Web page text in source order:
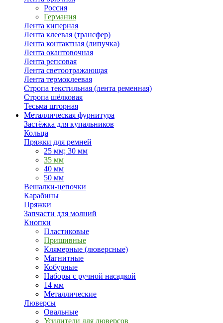
Россия
Германия
Лента киперная
Лента клеевая (трансфер)
Лента контактная (липучка)
Лента окантовочная
Лента репсовая
Лента светоотражающая
Лента термоклеевая
Стропа текстильная (лента ременная)
Стропа шёлковая
Тесьма шторная
Металлическая фурнитура
Застёжка для купальников
Кольца
Пряжки для ремней
25 мм; 30 мм
35 мм
40 мм
50 мм
Вешалки-цепочки
Карабины
Пряжки
Запчасти для молний
Кнопки
Пластиковые
Пришивные
Клямерные (люверсные)
Магнитные
Кобурные
Наборы с ручной насадкой
14 мм
Металлические
Люверсы
Овальные
Усилители для люверсов